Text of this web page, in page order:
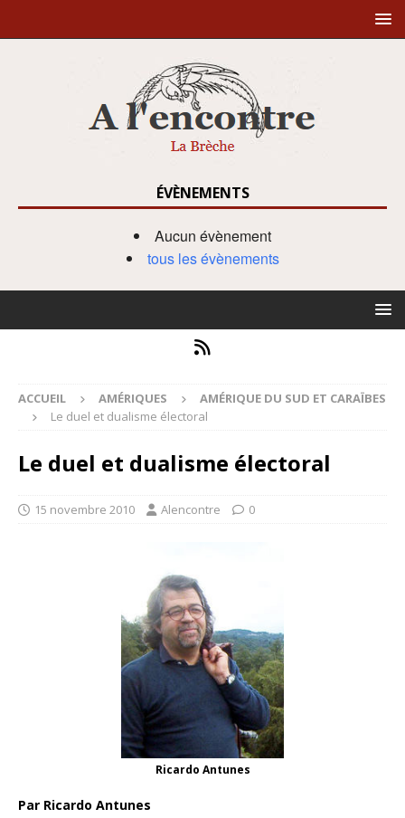
ÉVÈNEMENTS
Aucun évènement
tous les évènements
ACCUEIL AMÉRIQUES
AMÉRIQUE DU SUD ET CARAÏBES
Le duel et dualisme électoral
Le duel et dualisme électoral
15 novembre 2010 Alencontre 0
Ricardo Antunes
Par Ricardo Antunes